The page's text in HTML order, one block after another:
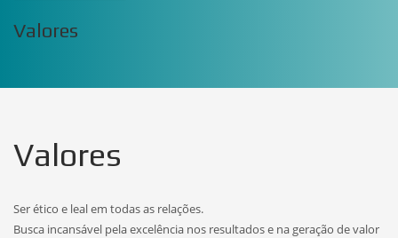
Valores
Valores
Ser ético e leal em todas as relações.
Busca incansável pela excelência nos resultados e na geração de valor